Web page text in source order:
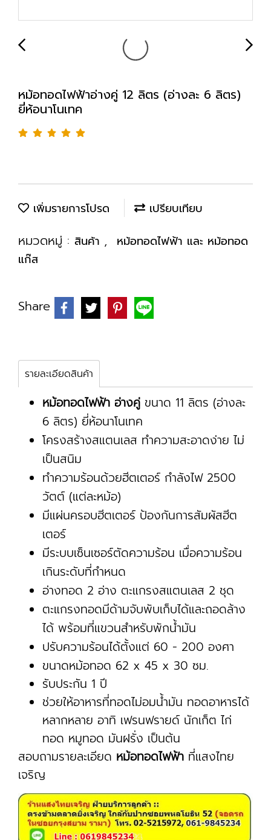
หม้อทอดไฟฟ้าอ่างคู่ 12 ลิตร (อ่างละ 6 ลิตร)
ยี่ห้อนาโนเทค
เพิ่มรายการโปรด เปรียบเทียบ
หมวดหมู่ : สินค้า ,
หม้อทอดไฟฟ้า และ หม้อทอด
แก๊ส
Share
รายละเอียดสินค้า
หม้อทอดไฟฟ้า อ่างคู่ ขนาด 11 ลิตร (อ่างละ
6 ลิตร) ยี่ห้อนาโนเทค
โครงสร้างสแตนเลส ทำความสะอาดง่าย ไม่
เป็นสนิม
ทำความร้อนด้วยฮีตเตอร์ กำลังไฟ 2500
วัตต์ (แต่ละหม้อ)
มีแผ่นครอบฮีตเตอร์ ป้องกันการสัมผัสฮีต
เตอร์
มีระบบเซ็นเซอร์ตัดความร้อน เมื่อความร้อน
เกินระดับที่กำหนด
อ่างทอด 2 อ่าง ตะแกรงสแตนเลส 2 ชุด
ตะแกรงทอดมีด้ามจับพับเก็บได้และถอดล้าง
ได้ พร้อมที่แขวนสำหรับพักน้ำมัน
ปรับความร้อนได้ตั้งแต่ 60 - 200 องศา
ขนาดหม้อทอด 62 x 45 x 30 ซม.
รับประกัน 1 ปี
ช่วยให้อาหารที่ทอดไม่อมน้ำมัน ทอดอาหารได้
หลากหลาย อาทิ เฟรนฟรายด์ นักเก็ต ไก่
ทอด หมูทอด มันฝรั่ง เป็นต้น
สอบถามรายละเอียด หม้อทอดไฟฟ้า ที่แสงไทย
เจริญ